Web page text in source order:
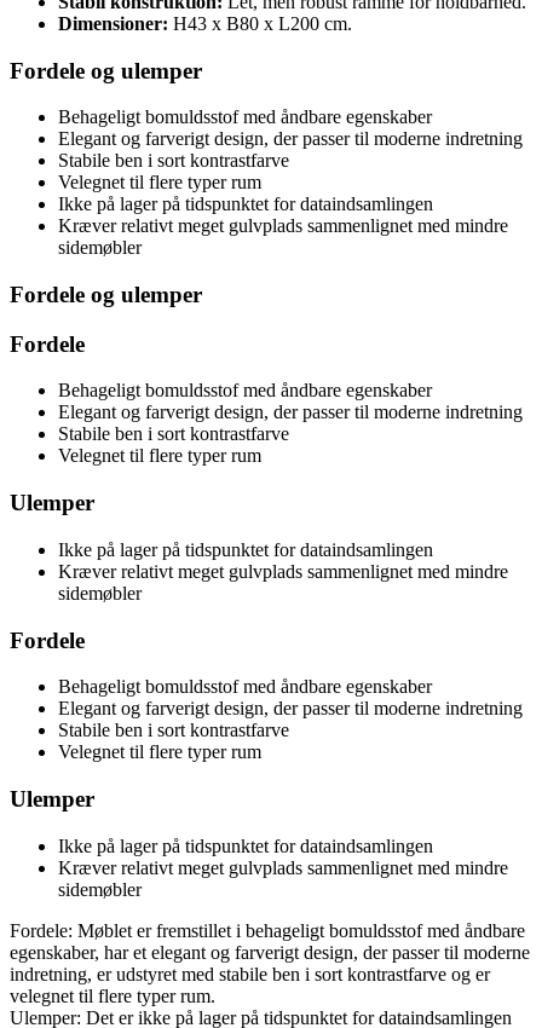
Dimensioner: H43 x B80 x L200 cm.
Fordele og ulemper
Behageligt bomuldsstof med åndbare egenskaber
Elegant og farverigt design, der passer til moderne indretning
Stabile ben i sort kontrastfarve
Velegnet til flere typer rum
Ikke på lager på tidspunktet for dataindsamlingen
Kræver relativt meget gulvplads sammenlignet med mindre
sidemøbler
Fordele og ulemper
Fordele
Behageligt bomuldsstof med åndbare egenskaber
Elegant og farverigt design, der passer til moderne indretning
Stabile ben i sort kontrastfarve
Velegnet til flere typer rum
Ulemper
Ikke på lager på tidspunktet for dataindsamlingen
Kræver relativt meget gulvplads sammenlignet med mindre
sidemøbler
Fordele
Behageligt bomuldsstof med åndbare egenskaber
Elegant og farverigt design, der passer til moderne indretning
Stabile ben i sort kontrastfarve
Velegnet til flere typer rum
Ulemper
Ikke på lager på tidspunktet for dataindsamlingen
Kræver relativt meget gulvplads sammenlignet med mindre
sidemøbler
Fordele: Møblet er fremstillet i behageligt bomuldsstof med åndbare
egenskaber, har et elegant og farverigt design, der passer til moderne
indretning, er udstyret med stabile ben i sort kontrastfarve og er
velegnet til flere typer rum.
Ulemper: Det er ikke på lager på tidspunktet for dataindsamlingen